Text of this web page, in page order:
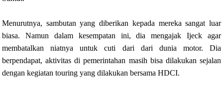
Menurutnya, sambutan yang diberikan kepada mereka sangat luar
biasa. Namun dalam kesempatan ini, dia mengajak Ijeck agar
membatalkan niatnya untuk cuti dari dari dunia motor. Dia
berpendapat, aktivitas di pemerintahan masih bisa dilakukan sejalan
dengan kegiatan touring yang dilakukan bersama HDCI.